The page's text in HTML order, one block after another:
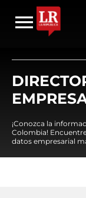
¡Conozca la
Colombia!
datos empresarial